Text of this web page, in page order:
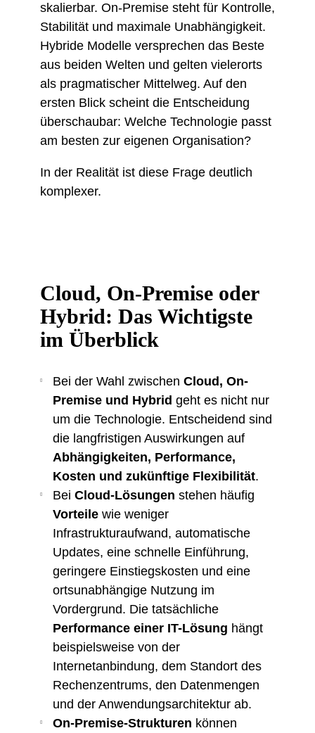
skalierbar. On-Premise steht für Kontrolle,
Stabilität und maximale Unabhängigkeit.
Hybride Modelle versprechen das Beste
aus beiden Welten und gelten vielerorts
als pragmatischer Mittelweg. Auf den
ersten Blick scheint die Entscheidung
überschaubar: Welche Technologie passt
am besten zur eigenen Organisation?
In der Realität ist diese Frage deutlich
komplexer.
Cloud, On-Premise oder
Hybrid: Das Wichtigste
im Überblick
Bei der Wahl zwischen Cloud, On-
Premise und Hybrid geht es nicht nur
um die Technologie. Entscheidend sind
die langfristigen Auswirkungen auf
Abhängigkeiten, Performance,
Kosten und zukünftige Flexibilität.
Bei Cloud-Lösungen stehen häufig
Vorteilewie weniger
Infrastrukturaufwand, automatische
Updates, eine schnelle Einführung,
geringere Einstiegskosten und eine
ortsunabhängige Nutzung im
Vordergrund. Die tatsächliche
Performance einer IT-Lösung hängt
beispielsweise von der
Internetanbindung, dem Standort des
Rechenzentrums, den Datenmengen
und der Anwendungsarchitektur ab.
On-Premise-Strukturen können